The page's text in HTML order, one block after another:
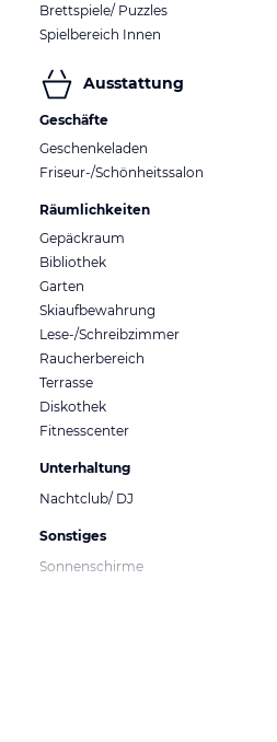
Brettspiele/ Puzzles
Spielbereich Innen
Ausstattung
Geschäfte
Geschenkeladen
Friseur-/Schönheitssalon
Räumlichkeiten
Gepäckraum
Bibliothek
Garten
Skiaufbewahrung
Lese-/Schreibzimmer
Raucherbereich
Terrasse
Diskothek
Fitnesscenter
Unterhaltung
Nachtclub/ DJ
Sonstiges
Sonnenschirme